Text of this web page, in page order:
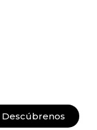
Descúbrenos